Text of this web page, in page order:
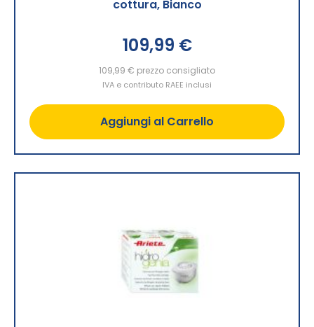
cottura, Bianco
109,99 €
109,99 € prezzo consigliato
IVA e contributo RAEE inclusi
Aggiungi al Carrello